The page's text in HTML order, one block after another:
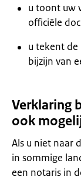
u toont uw
officiële
u tekent
bijzijn van
Verklaring
ook
Als u niet naar
in sommige
een notaris in